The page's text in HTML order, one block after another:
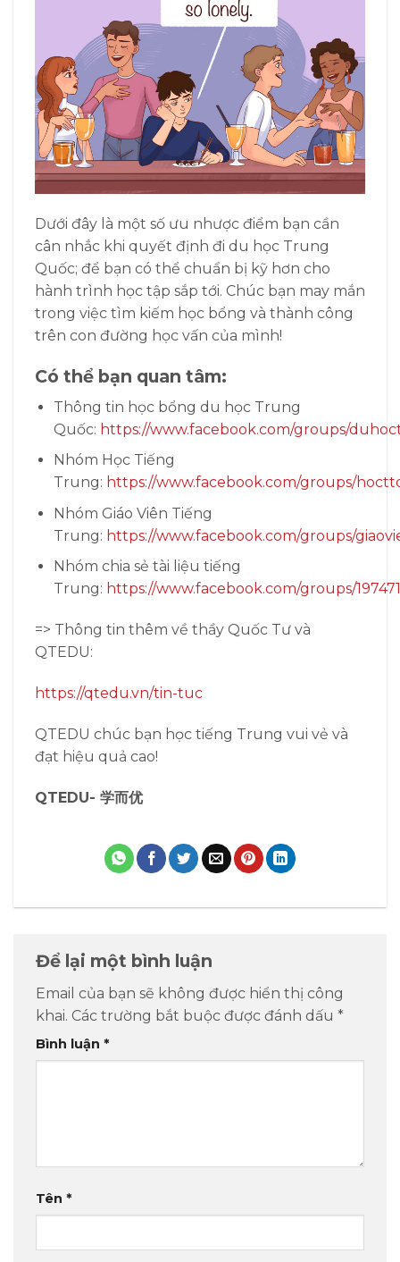
Dưới đây là một số ưu nhược điểm bạn cần
cân nhắc khi quyết định đi du học Trung
Quốc; để bạn có thể chuẩn bị kỹ hơn cho
hành trình học tập sắp tới. Chúc bạn may mắn
trong việc tìm kiếm học bổng và thành công
trên con đường học vấn của mình!
Có thể bạn quan tâm:
Thông tin học bổng du học Trung
Quốc: https://www.facebook.com/groups/
Nhóm Học Tiếng
Trung: https://www.facebook.com/groups/
Nhóm Giáo Viên Tiếng
Trung: https://www.facebook.com/groups/
Nhóm chia sẻ tài liệu tiếng
Trung: https://www.facebook.com/groups/
=> Thông tin thêm về thầy Quốc Tư và
QTEDU:
https://qtedu.vn/tin-tuc
QTEDU chúc bạn học tiếng Trung vui vẻ và
đạt hiệu quả cao!
QTEDU- 学而优
Để lại một bình luận
Email của bạn sẽ không được hiển thị công
khai. Các trường bắt buộc được đánh dấu *
Bình luận *
Tên *